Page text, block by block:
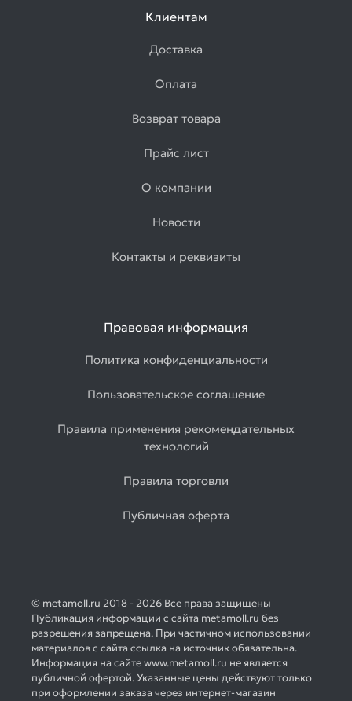
Клиентам
Доставка
Оплата
Возврат товара
Прайс лист
О компании
Новости
Контакты и реквизиты
Правовая информация
Политика конфиденциальности
Пользовательское соглашение
Правила применения рекомендательных
технологий
Правила торговли
Публичная оферта
© metamoll.ru 2018 - 2026 Все права защищены
Публикация информации с сайта metamoll.ru без
разрешения запрещена. При частичном использовании
материалов с сайта ссылка на источник обязательна.
Информация на сайте www.metamoll.ru не является
публичной офертой. Указанные цены действуют только
при оформлении заказа через интернет-магазин